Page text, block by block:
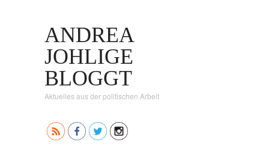
ANDREA
JOHLIGE
BLOGGT
Aktuelles aus der politischen Arbeit